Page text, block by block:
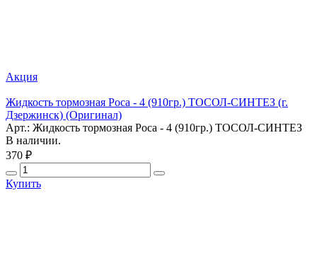
Акция
Жидкость тормозная Роса - 4 (910гр.) ТОСОЛ-СИНТЕЗ (г.
Дзержинск) (Оригинал)
Арт.: Жидкость тормозная Роса - 4 (910гр.) ТОСОЛ-СИНТЕЗ
В наличии.
370 ₽
Купить